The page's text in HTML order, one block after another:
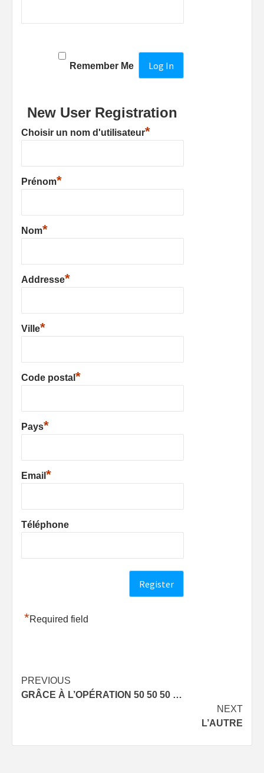
Remember Me
New User Registration
Choisir un nom d'utilisateur*
Prénom*
Nom*
Addresse*
Ville*
Code postal *
Pays*
Email *
Téléphone
*Required field
Post
navigation
PREVIOUS
GRÂCE À L’OPÉRATION 50 50 50 …
NEXT
L’AUTRE